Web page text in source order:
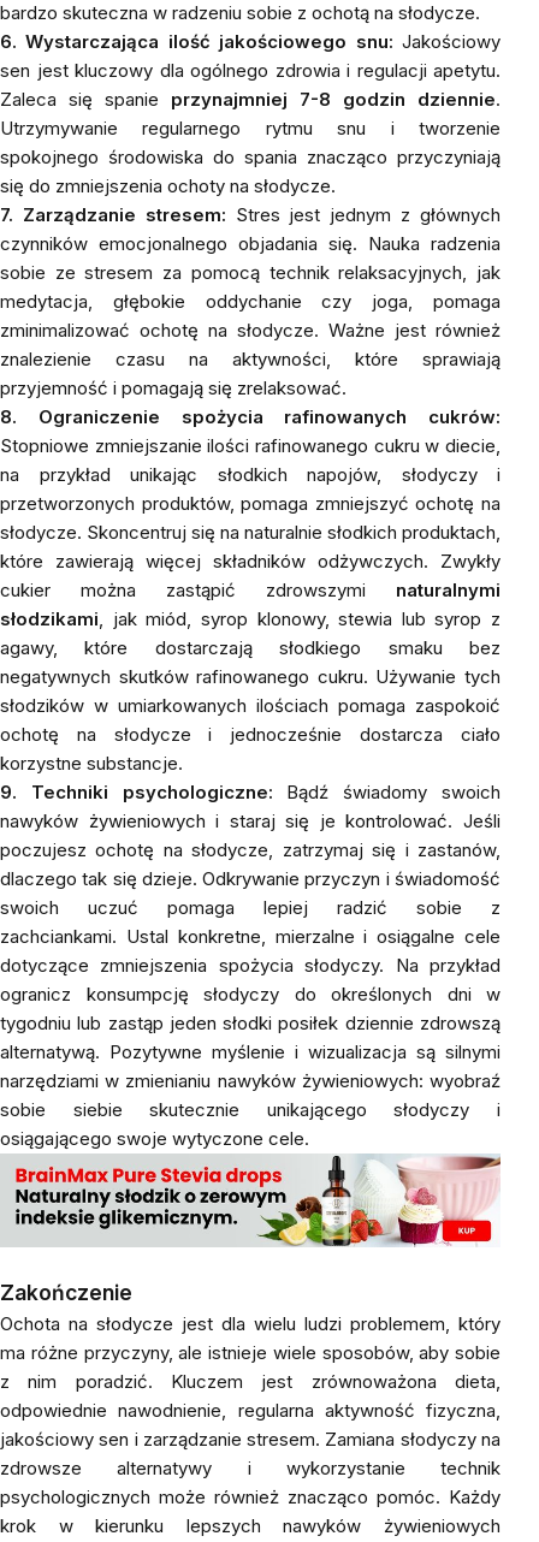
bardzo skuteczna w radzeniu sobie z ochotą na słodycze.
6. Wystarczająca ilość jakościowego snu: Jakościowy
sen jest kluczowy dla ogólnego zdrowia i regulacji apetytu.
Zaleca się spanie przynajmniej 7-8 godzin dziennie.
Utrzymywanie regularnego rytmu snu i tworzenie
spokojnego środowiska do spania znacząco przyczyniają
się do zmniejszenia ochoty na słodycze.
7. Zarządzanie stresem: Stres jest jednym z głównych
czynników emocjonalnego objadania się. Nauka radzenia
sobie ze stresem za pomocą technik relaksacyjnych, jak
medytacja, głębokie oddychanie czy joga, pomaga
zminimalizować ochotę na słodycze. Ważne jest również
znalezienie czasu na aktywności, które sprawiają
przyjemność i pomagają się zrelaksować.
8. Ograniczenie spożycia rafinowanych cukrów:
Stopniowe zmniejszanie ilości rafinowanego cukru w diecie,
na przykład unikając słodkich napojów, słodyczy i
przetworzonych produktów, pomaga zmniejszyć ochotę na
słodycze. Skoncentruj się na naturalnie słodkich produktach,
które zawierają więcej składników odżywczych. Zwykły
cukier można zastąpić zdrowszymi naturalnymi
słodzikami, jakmiód, syrop klonowy,stewia lub syrop z
agawy, które dostarczają słodkiego smaku bez
negatywnych skutków rafinowanego cukru. Używanie tych
słodzików w umiarkowanych ilościach pomaga zaspokoić
ochotę na słodycze i jednocześnie dostarcza ciało
korzystne substancje.
9. Techniki psychologiczne: Bądź świadomy swoich
nawyków żywieniowych i staraj się je kontrolować. Jeśli
poczujesz ochotę na słodycze, zatrzymaj się i zastanów,
dlaczego tak się dzieje. Odkrywanie przyczyn i świadomość
swoich uczuć pomaga lepiej radzić sobie z
zachciankami. Ustal konkretne, mierzalne i osiągalne cele
dotyczące zmniejszenia spożycia słodyczy. Na przykład
ogranicz konsumpcję słodyczy do określonych dni w
tygodniu lub zastąp jeden słodki posiłek dziennie zdrowszą
alternatywą. Pozytywne myślenie i wizualizacja są silnymi
narzędziami w zmienianiu nawyków żywieniowych: wyobraź
sobie siebie skutecznie unikającego słodyczy i
osiągającego swoje wytyczone cele.
Zakończenie
Ochota na słodycze jest dla wielu ludzi problemem, który
ma różne przyczyny, ale istnieje wiele sposobów, aby sobie
z nim poradzić. Kluczem jest zrównoważona dieta,
odpowiednie nawodnienie, regularna aktywność fizyczna,
jakościowy sen i zarządzanie stresem. Zamiana słodyczy na
zdrowsze alternatywy i wykorzystanie technik
psychologicznych może również znacząco pomóc. Każdy
krok w kierunku lepszych nawyków żywieniowych